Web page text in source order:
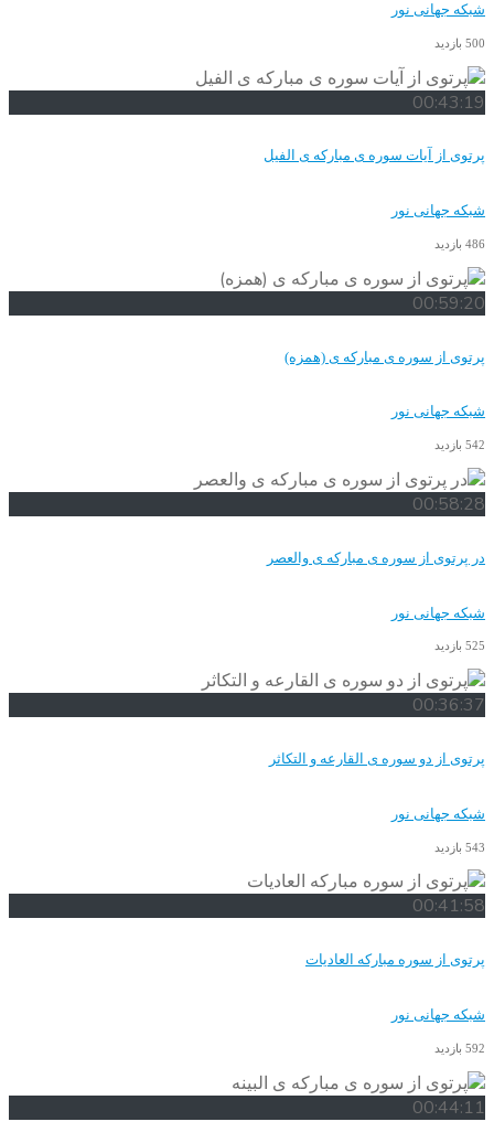
شبکه جهانی نور
500 بازدید
00:43:19
پرتوی از آیات سوره ی مبارکه ی الفیل
شبکه جهانی نور
486 بازدید
00:59:20
پرتوی از سوره ی مبارکه ی (همزه)
شبکه جهانی نور
542 بازدید
00:58:28
در پرتوی از سوره ی مبارکه ی والعصر
شبکه جهانی نور
525 بازدید
00:36:37
پرتوی از دو سوره ی القارعه و التکاثر
شبکه جهانی نور
543 بازدید
00:41:58
پرتوی از سوره مبارکه العادیات
شبکه جهانی نور
592 بازدید
00:44:11